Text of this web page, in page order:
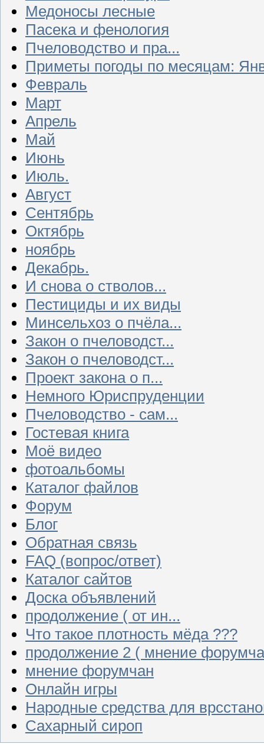
Медоносы лесные
Пасека и фенология
Пчеловодство и пра...
Приметы погоды по месяцам:
Февраль
Март
Апрель
Май
Июнь
Июль.
Август
Сентябрь
Октябрь
ноябрь
Декабрь.
И снова о стволов...
Пестициды и их виды
Минсельхоз о пчёла...
Закон о пчеловодст...
Закон о пчеловодст...
Проект закона о п...
Немного Юриспруденции
Пчеловодство - сам...
Гостевая книга
Моё видео
фотоальбомы
Каталог файлов
Форум
Блог
Обратная связь
FAQ (вопрос/ответ)
Каталог сайтов
Доска объявлений
продолжение ( от ин...
Что такое плотность мёда ???
продолжение 2 ( мнение
мнение форумчан
Онлайн игры
Народные средства для
Сахарный сироп